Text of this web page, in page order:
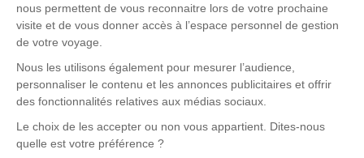
nous permettent de vous reconnaitre lors de votre prochaine
visite et de vous donner accès à l’espace personnel de gestion
de votre voyage.
Nous les utilisons également pour mesurer l’audience,
personnaliser le contenu et les annonces publicitaires et offrir
des fonctionnalités relatives aux médias sociaux.
Le choix de les accepter ou non vous appartient. Dites-nous
quelle est votre préférence ?